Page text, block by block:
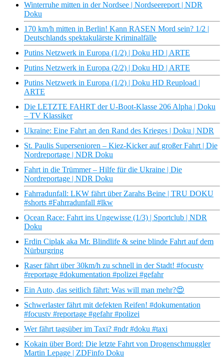
Winterruhe mitten in der Nordsee | Nordseereport | NDR
Doku
170 km/h mitten in Berlin! Kann RASEN Mord sein? 1/2 |
Deutschlands spektakulärste Kriminalfälle
Putins Netzwerk in Europa (1/2) | Doku HD | ARTE
Putins Netzwerk in Europa (2/2) | Doku HD | ARTE
Putins Netzwerk in Europa (1/2) | Doku HD Reupload |
ARTE
Die LETZTE FAHRT der U-Boot-Klasse 206 Alpha | Doku
– TV Klassiker
Ukraine: Eine Fahrt an den Rand des Krieges | Doku | NDR
St. Paulis Supersenioren – Kiez-Kicker auf großer Fahrt | Die
Nordreportage | NDR Doku
Fahrt in die Trümmer – Hilfe für die Ukraine | Die
Nordreportage | NDR Doku
Fahrradunfall: LKW fährt über Zarahs Beine | TRU DOKU
#shorts #Fahrradunfall #lkw
Ocean Race: Fahrt ins Ungewisse (1/3) | Sportclub | NDR
Doku
Erdin Ciplak aka Mr. Blindlife & seine blinde Fahrt auf dem
Nürburgring
Raser fährt über 30km/h zu schnell in der Stadt! #focustv
#reportage #dokumentation #polizei #gefahr
Ein Auto, das seitlich fährt: Was will man mehr?😍
Schwerlaster fährt mit defekten Reifen! #dokumentation
#focustv #reportage #gefahr #polizei
Wer fährt tagsüber im Taxi? #ndr #doku #taxi
Kokain über Bord: Die letzte Fahrt von Drogenschmuggler
Martin Lepage | ZDFinfo Doku